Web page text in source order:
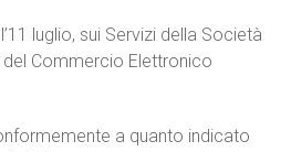
luglio, sui Servizi della Società
del Commercio Elettronico
a quanto indicato